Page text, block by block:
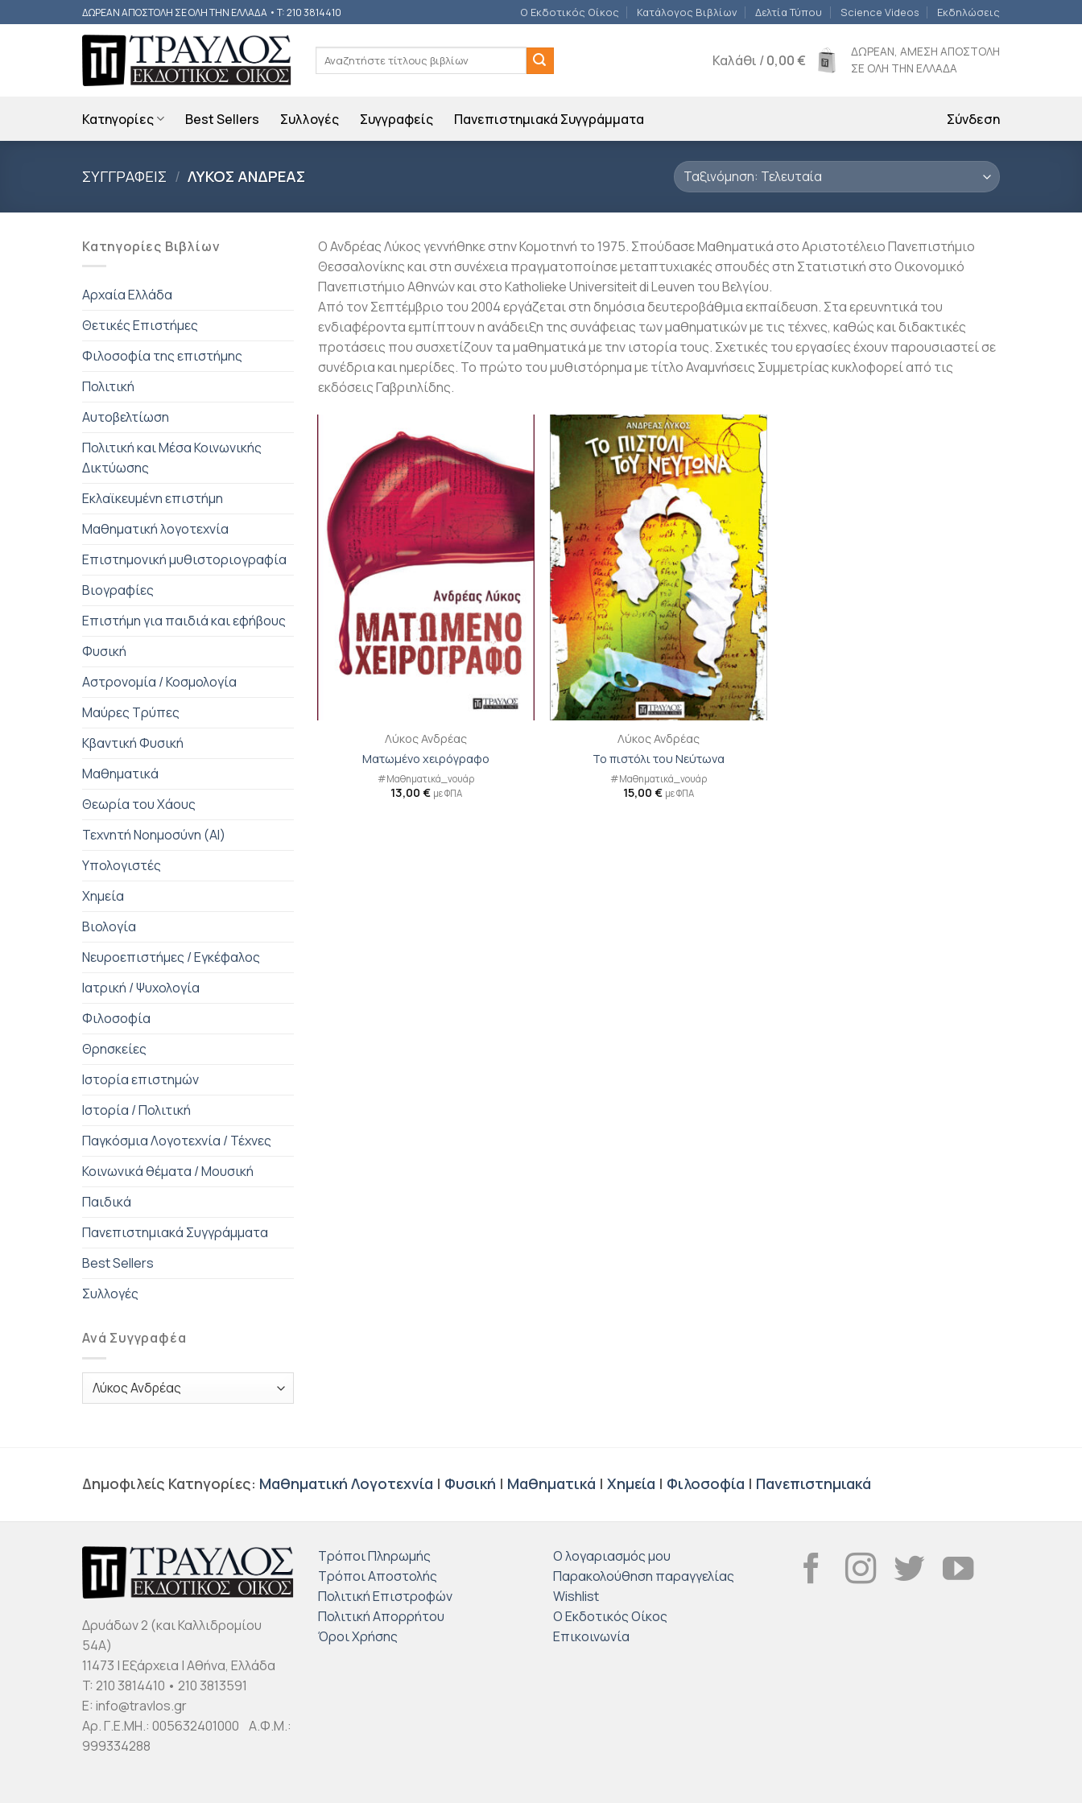
to
ΔΩΡΕΑΝ ΑΠΟΣΤΟΛΗ ΣΕ ΟΛΗ ΤΗΝ ΕΛΛΑΔΑ • T: 210 3814410 Ο Εκδοτικός Οίκος Κατάλογος Βιβλίων Δελτία Τύπου Science Videos Εκδηλώσεις
Αναζήτηση
για:
Καλάθι /0,00€
ΔΩΡΕΑΝ, ΑΜΕΣΗ ΑΠΟΣΤΟΛΗ
ΣΕ ΟΛΗ ΤΗΝ ΕΛΛΑΔΑ
Κατηγορίες Best Sellers Συλλογές Συγγραφείς Πανεπιστημιακά Συγγράμματα Σύνδεση
ΣΥΓΓΡΑΦΕΙΣ / ΛΥΚΟΣ ΑΝΔΡΕΑΣ
Κατηγορίες Βιβλίων
Αρχαία Ελλάδα
Θετικές Επιστήμες
Φιλοσοφία της επιστήμης
Πολιτική
Αυτοβελτίωση
Πολιτική και Μέσα Κοινωνικής
Δικτύωσης
Εκλαϊκευμένη επιστήμη
Μαθηματική λογοτεχνία
Επιστημονική μυθιστοριογραφία
Βιογραφίες
Επιστήμη για παιδιά και εφήβους
Φυσική
Αστρονομία / Κοσμολογία
Μαύρες Τρύπες
Κβαντική Φυσική
Μαθηματικά
Θεωρία του Χάους
Τεχνητή Νοημοσύνη (AI)
Υπολογιστές
Χημεία
Βιολογία
Νευροεπιστήμες / Εγκέφαλος
Ιατρική / Ψυχολογία
Φιλοσοφία
Θρησκείες
Ιστορία επιστημών
Ιστορία / Πολιτική
Παγκόσμια Λογοτεχνία / Τέχνες
Κοινωνικά θέματα / Μουσική
Παιδικά
Πανεπιστημιακά Συγγράμματα
Best Sellers
Συλλογές
Ανά Συγγραφέα
Ο Ανδρέας Λύκος γεννήθηκε στην Κομοτηνή το 1975. Σπούδασε Μαθηματικά στο Αριστοτέλειο Πανεπιστήμιο
Θεσσαλονίκης και στη συνέχεια πραγματοποίησε μεταπτυχιακές σπουδές στη Στατιστική στο Οικονομικό
Πανεπιστήμιο Αθηνών και στο Katholieke Universiteit di Leuven του Βελγίου.
Από τον Σεπτέμβριο του 2004 εργάζεται στη δημόσια δευτεροβάθμια εκπαίδευση. Στα ερευνητικά του
ενδιαφέροντα εμπίπτουν η ανάδειξη της συνάφειας των μαθηματικών με τις τέχνες, καθώς και διδακτικές
προτάσεις που συσχετίζουν τα μαθηματικά με την ιστορία τους. Σχετικές του εργασίες έχουν παρουσιαστεί σε
συνέδρια και ημερίδες. Το πρώτο του μυθιστόρημα με τίτλο Αναμνήσεις Συμμετρίας κυκλοφορεί από τις
εκδόσεις Γαβριηλίδης.
Προσθήκη
βιβλίου
στη λίστα
επιθυμιών
Λύκος Ανδρέας
Ματωμένο χειρόγραφο
#Μαθηματικά_νουάρ
13,00 € με ΦΠΑ
Προσθήκη
βιβλίου
στη λίστα
+
Λύκος Ανδρέας
Το πιστόλι του Νεύτωνα
#Μαθηματικά_νουάρ
15,00€ με ΦΠΑ
Δημοφιλείς Κατηγορίες: Μαθηματική Λογοτεχνία | Φυσική | Μαθηματικά | Χημεία | Φιλοσοφία | Πανεπιστημιακά
Δρυάδων 2 (και Καλλιδρομίου
54Α)
11473 | Εξάρχεια | Αθήνα, Ελλάδα
T: 210 3814410 • 210 3813591
E: info@travlos.gr
Αρ. Γ.Ε.ΜΗ.: 005632401000 Α.Φ.Μ.:
999334288
Τρόποι Πληρωμής
Τρόποι Αποστολής
Πολιτική Επιστροφών
Πολιτική Απορρήτου
Όροι Χρήσης
Ο λογαριασμός μου
Παρακολούθηση παραγγελίας
Wishlist
Ο Εκδοτικός Οίκος
Επικοινωνία